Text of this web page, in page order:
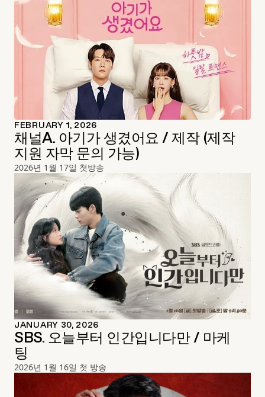
FEBRUARY 1, 2026
채널A. 아기가 생겼어요 / 제작 (제작
지원 자막 문의 가능)
2026년 1월 17일 첫방송
JANUARY 30, 2026
SBS. 오늘부터 인간입니다만 / 마케
팅
2026년 1월 16일 첫 방송